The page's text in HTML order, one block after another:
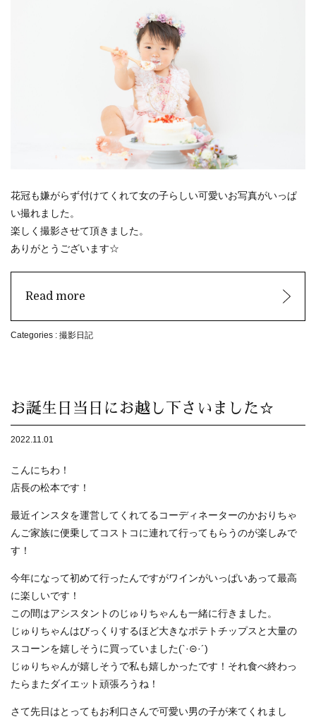
花冠も嫌がらず付けてくれて女の子らしい可愛いお写真がいっぱ
い撮れました。
楽しく撮影させて頂きました。
ありがとうございます☆
Read more
Categories : 撮影日記
お誕生日当日にお越し下さいました☆
2022.11.01
こんにちわ！
店長の松本です！
最近インスタを運営してくれてるコーディネーターのかおりちゃ
んご家族に便乗してコストコに連れて行ってもらうのが楽しみで
す！
今年になって初めて行ったんですがワインがいっぱいあって最高
に楽しいです！
この間はアシスタントのじゅりちゃんも一緒に行きました。
じゅりちゃんはびっくりするほど大きなポテトチップスと大量の
スコーンを嬉しそうに買っていました(`·⊝·´)
じゅりちゃんが嬉しそうで私も嬉しかったです！それ食べ終わっ
たらまたダイエット頑張ろうね！
さて先日はとってもお利口さんで可愛い男の子が来てくれまし